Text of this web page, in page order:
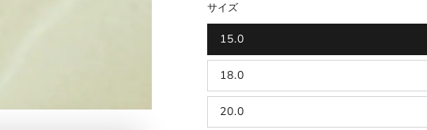
サイズ
15.0
18.0
20.0